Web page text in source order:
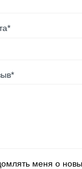
меня о